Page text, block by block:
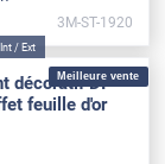
3M-ST-1920
Meilleure vente
/ Ext
décoratif DI-
feuille d'or